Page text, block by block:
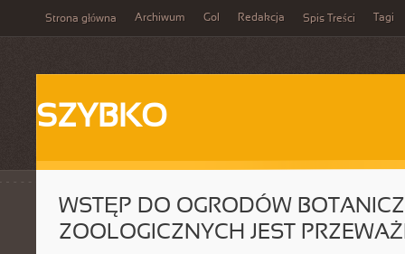
Strona główna Archiwum Gol Redakcja Spis Treści Tagi
SZYBKO
WSTĘP DO OGRODÓW
ZOOLOGICZNYCH JEST